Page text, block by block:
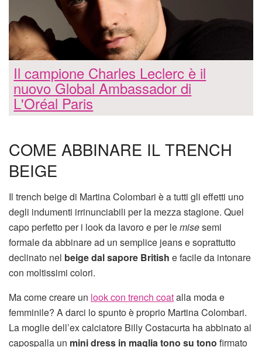
Il campione Charles Leclerc è il
nuovo Global Ambassador di
L'Oréal Paris
COME ABBINARE IL TRENCH
BEIGE
Il trench beige di Martina Colombari è a tutti gli effetti uno
degli indumenti irrinunciabili per la mezza stagione. Quel
capo perfetto per i look da lavoro e per lemisesemi
formale da abbinare ad un semplice jeans e soprattutto
declinato nel beige dal sapore British e facile da intonare
con moltissimi colori.
Ma come creare un look con trench coatalla moda e
femminile? A darci lo spunto è proprio Martina Colombari.
La moglie dell’ex calciatore Billy Costacurta ha abbinato al
capospalla un mini dress in maglia tono su tono firmato